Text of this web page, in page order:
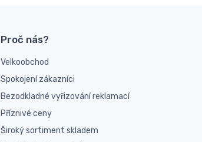
Proč nás?
Velkoobchod
Spokojení zákazníci
Bezodkladné vyřizování reklamací
Příznivé ceny
Široký sortiment skladem